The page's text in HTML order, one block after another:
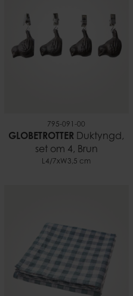
795-091-00
GLOBETROTTER Duktyngd,
set om 4, Brun
L4/7xW3,5 cm